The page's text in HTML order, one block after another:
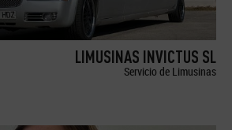
LIMUSINAS INVICTUS SL
Servicio de Limusinas